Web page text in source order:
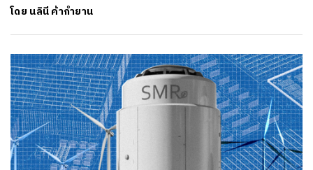
โดย นลินี ค้ากำยาน